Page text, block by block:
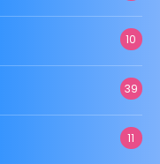
10
39
11